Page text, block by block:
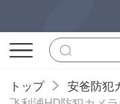
トップ
安爸防犯